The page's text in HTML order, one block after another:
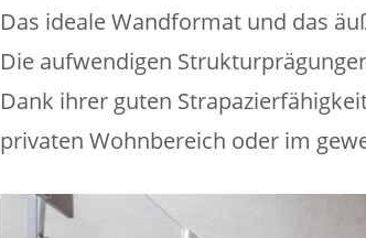
Das ideale Wandformat und das
Die aufwendigen
Dank ihrer guten
privaten Wohnbereich oder im